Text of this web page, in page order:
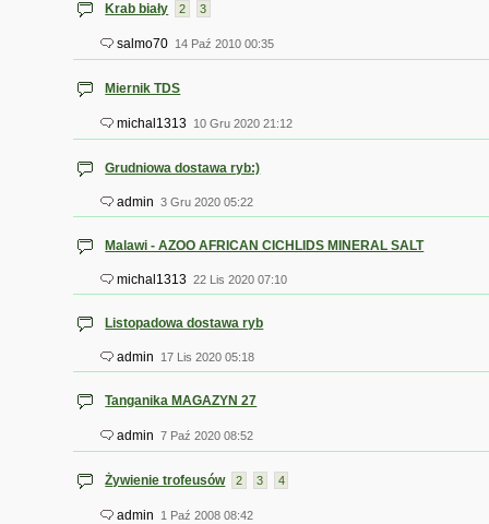
Krab biały 2 3
salmo70 14 Paź 2010 00:35
Miernik TDS
michal1313 10 Gru 2020 21:12
Grudniowa dostawa ryb:)
admin 3 Gru 2020 05:22
Malawi - AZOO AFRICAN CICHLIDS MINERAL SALT
michal1313 22 Lis 2020 07:10
Listopadowa dostawa ryb
admin 17 Lis 2020 05:18
Tanganika MAGAZYN 27
admin 7 Paź 2020 08:52
Żywienie trofeusów 2 3 4
admin 1 Paź 2008 08:42